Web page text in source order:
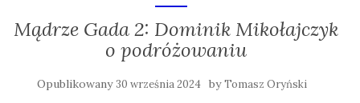
Mądrze Gada 2: Dominik Mikołajczyk
o podróżowaniu
Opublikowany 30 września 2024 byTomasz Oryński